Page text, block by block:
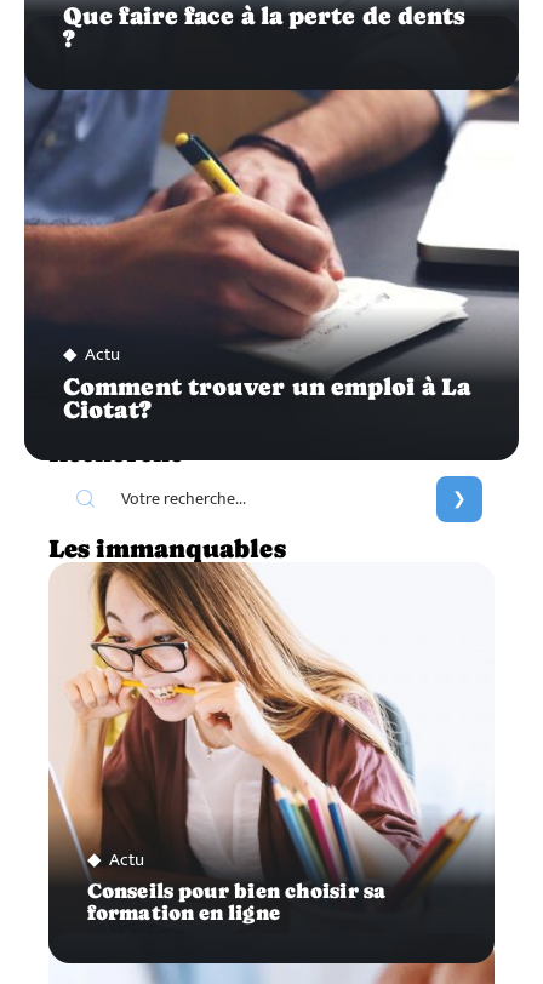
Que faire face à la perte de dents
?
Actu
Comment trouver un emploi à La
Ciotat?
Les immanquables
Actu
Conseils pour bien choisir sa
formation en ligne